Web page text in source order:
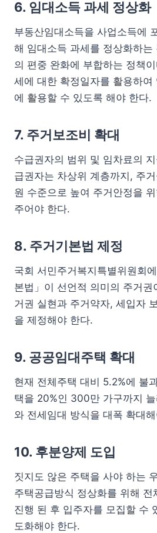
6. 임대소득 과세 정상화
부동산임대소득을 사업소득에
해 임대소득 과세를 정상화하는
의 편중 완화에 부합하는 정책
세에 대한 확정일자를 활용하여
에 활용할 수 있도록 해야 한다.
7. 주거보조비 확대
수급권자의 범위 및 임차료의
급권자는 차상위 계층까지, 주
원 수준으로 높여 주거안정을
주어야 한다.
8. 주거기본법 제정
국회 서민주거복지특별위원회
본법」이 선언적 의미의 주거
거권 실현과 주거약자, 세입자
을 제정해야 한다.
9. 공공임대주택 확대
현재 전체주택 대비 5.2%에 불
택을 20%인 300만 가구까지
와 전세임대 방식을 대폭 확대
10. 후분양제 도입
짓지도 않은 주택을 사야 하는
주택공급방식 정상화를 위해 전
진행 된 후 입주자를 모집할 수
도화해야 한다.